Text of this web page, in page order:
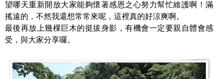
望哪天重新開放大家能夠懷著感恩之心努力幫忙維護啊！滿
搖遠的，不然我還想常常來呢，這裡真的好涼爽啊。
最後再放上幾棵巨木的挺拔身影，有機會一定要親自體會感
受，與大家分享囉。